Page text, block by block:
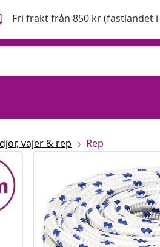
Fri frakt från 850 kr (fastlandet i
vajer & rep Rep